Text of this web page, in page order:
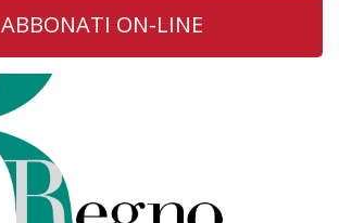
ABBONATI ON-LINE